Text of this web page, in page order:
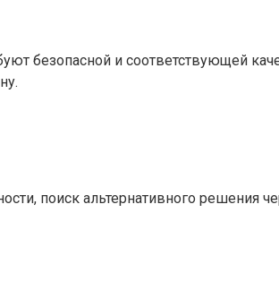
безопасной и соответствующей
поиск альтернативного решения